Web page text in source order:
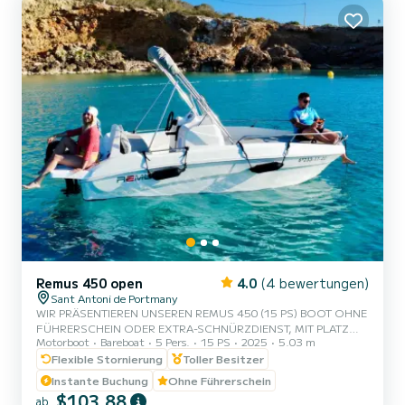
Remus 450 open 4.0 (4 bewertungen)
Sant Antoni de Portmany
WIR PRÄSENTIEREN UNSEREN REMUS 450 (15 PS) BOOT OHNE
FÜHRERSCHEIN ODER EXTRA-SCHNÜRZDIENST, MIT PLATZ
FÜR 5 PERSONEN. BEI IHRER MIETE INKLUSIVE GRATIS PADDLE
SURFEN UND SCHNORCHEL-MASKEN. MIT DIESEM BOOT
ERLEBEN SIE EINE UNVERGESSLICHE ERFAHRUNG AUF DER
INSEL IBIZA️. **PAARAKTION - VERLANGEN SIE IHR GESCHENK
Motorboot Bareboat 5 Pers. 15 PS 2025
5.03 m
Flexible Stornierung
Toller Besitzer
Instante Buchung
Ohne Führerschein
ab